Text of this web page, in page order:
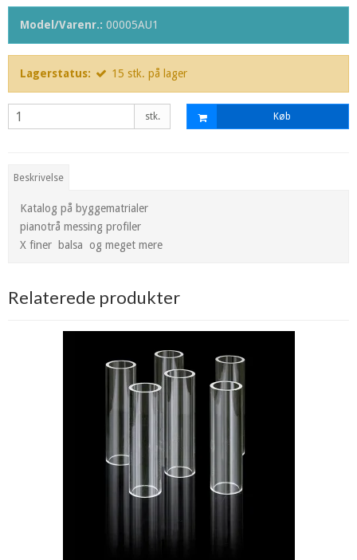
Model/Varenr.: 00005AU1
Lagerstatus: 15 stk. på lager
stk. Køb
Beskrivelse
Katalog på byggematrialer
pianotrå messing profiler
X finer balsa og meget mere
Relaterede produkter